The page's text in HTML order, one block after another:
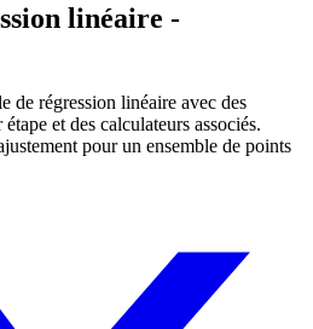
linéaire -
de régression linéaire avec des
et des calculateurs associés.
pour un ensemble de points